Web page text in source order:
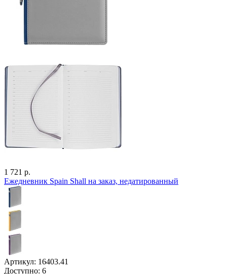
1 721 р.
Ежедневник Spain Shall на заказ, недатированный
Артикул: 16403.41
Доступно: 6